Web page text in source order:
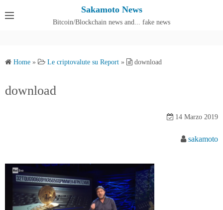
Sakamoto News
Bitcoin/Blockchain news and... fake news
Home » Le criptovalute su Report » download
download
14 Marzo 2019
sakamoto